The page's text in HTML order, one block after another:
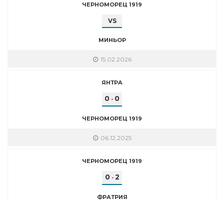
ЧЕРНОМОРЕЦ 1919
VS
МИНЬОР
15.02.2026
ЯНТРА
0 - 0
ЧЕРНОМОРЕЦ 1919
06.12.2025
ЧЕРНОМОРЕЦ 1919
0- 2
ФРАТРИЯ